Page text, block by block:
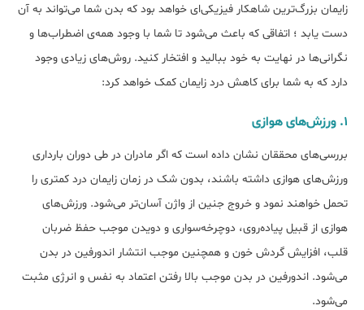
زایمان بزرگ‌ترین شاهکار فیزیکی‌ای خواهد بود که بدن شما می‌تواند به آن
دست یابد ؛ اتفاقی که باعث می‌شود تا شما با وجود همه‌ی اضطراب‌ها و
نگرانی‌ها در نهایت به خود ببالید و افتخار کنید. روش‌های زیادی وجود
دارد که به شما برای کاهش درد زایمان کمک خواهد کرد:
۱. ورزش‌های هوازی
بررسی‌های محققان نشان داده است که اگر مادران در طی دوران بارداری
ورزش‌های هوازی داشته باشند، بدون شک در زمان زایمان درد کمتری را
تحمل خواهند نمود و خروج جنین از واژن آسان‌تر می‌شود. ورزش‌های
هوازی از قبیل پیاده‌روی، دوچرخه‌سواری و دویدن موجب حفظ ضربان
قلب، افزایش گردش خون و همچنین موجب انتشار اندورفین در بدن
می‌شود. اندورفین در بدن موجب بالا رفتن اعتماد به نفس و انرژی مثبت
می‌شود.